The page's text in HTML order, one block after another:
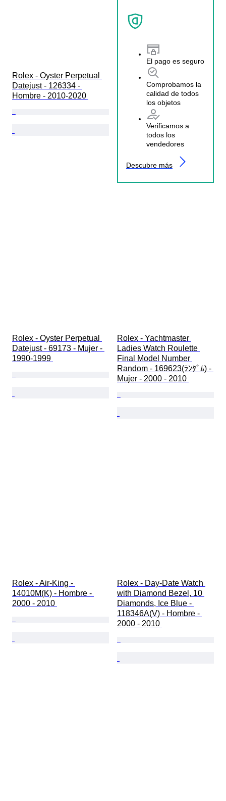
El pago es seguro
Comprobamos la
calidad de todos
los objetos
Verificamos a
todos los
vendedores
Descubre más
Rolex - Oyster Perpetual
Datejust - 126334 -
Hombre - 2010-2020
Rolex - Oyster Perpetual
Datejust - 69173 - Mujer -
1990-1999
Rolex - Yachtmaster
Ladies Watch Roulette
Final Model Number
Random - 169623(ﾗﾝﾀﾞﾑ) -
Mujer - 2000 - 2010
Rolex - Air-King -
14010M(K) - Hombre -
2000 - 2010
Rolex - Day-Date Watch
with Diamond Bezel, 10
Diamonds, Ice Blue -
118346A(V) - Hombre -
2000 - 2010